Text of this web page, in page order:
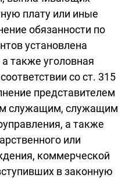
плату или иные
обязанности по
установлена
также уголовная
со ст. 315
представителем
служащим, служащим
а также
или
коммерческой
в законную